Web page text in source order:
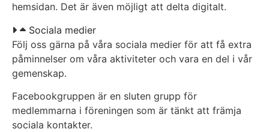
hemsidan. Det är även möjligt att delta digitalt.
Sociala medier
Följ oss gärna på våra sociala medier för att få extra
påminnelser om våra aktiviteter och vara en del i vår
gemenskap.
Facebookgruppen är en sluten grupp för
medlemmarna i föreningen som är tänkt att främja
sociala kontakter.